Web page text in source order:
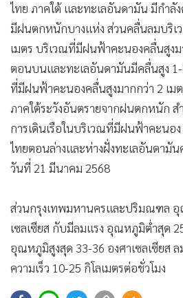
• Special Scoop
• เศรษฐกิจ-ธุรกิจ
• จีน
• ชุมชน-คุณภาพชีวิต
• อาชญากรรม
Motoring
•
•
วิทยาศาสตร์
• หุ้น
• อินโดจีน
• กองทุนรวม
• Celeb Online
• Factcheck
ไทย ภาคใต้ และทะเลอันดามัน มีกำลั
มีฝนตกหนักบางแห่ง ส่วนคลื่นลมบริเ
เมตร บริเวณที่มีฝนฟ้าคะนองคลื่นสูงม
ตอนบนและทะเลอันดามันมีคลื่นสูง 1-
ที่มีฝนฟ้าคะนองคลื่นสูงมากกว่า 2 เม
ภาคใต้ระวังอันตรายจากฝนตกหนัก ส
การเดินเรือในบริเวณที่มีฝนฟ้าคะนอง
ไทยตอนล่างและห่างฝั่งทะเลอันดามั
วันที่ 21 มีนาคม 2568
ส่วนกรุงเทพมหานครและปริมณฑล อุ
เซลเซียส กับมีลมแรง อุณหภูมิต่ำสุด
อุณหภูมิสูงสุด 33-36 องศาเซลเซียส
ความเร็ว 10-25 กิโลเมตรต่อชั่วโมง